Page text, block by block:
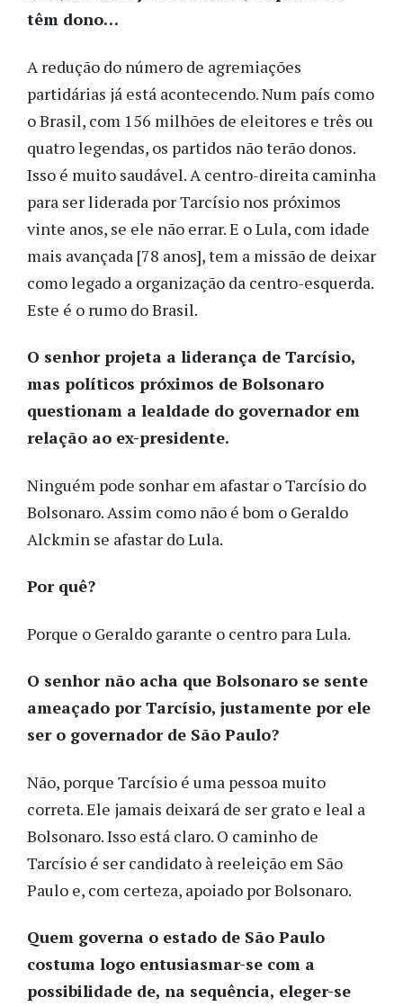
têm dono…
A redução do número de agremiações
partidárias já está acontecendo. Num país como
o Brasil, com 156 milhões de eleitores e três ou
quatro legendas, os partidos não terão donos.
Isso é muito saudável. A centro-direita caminha
para ser liderada por Tarcísio nos próximos
vinte anos, se ele não errar. E o Lula, com idade
mais avançada [78 anos], tem a missão de deixar
como legado a organização da centro-esquerda.
Este é o rumo do Brasil.
O senhor projeta a liderança de Tarcísio,
mas políticos próximos de Bolsonaro
questionam a lealdade do governador em
relação ao ex-presidente.
Ninguém pode sonhar em afastar o Tarcísio do
Bolsonaro. Assim como não é bom o Geraldo
Alckmin se afastar do Lula.
Por quê?
Porque o Geraldo garante o centro para Lula.
O senhor não acha que Bolsonaro se sente
ameaçado por Tarcísio, justamente por ele
ser o governador de São Paulo?
Não, porque Tarcísio é uma pessoa muito
correta. Ele jamais deixará de ser grato e leal a
Bolsonaro. Isso está claro. O caminho de
Tarcísio é ser candidato à reeleição em São
Paulo e, com certeza, apoiado por Bolsonaro.
Quem governa o estado de São Paulo
costuma logo entusiasmar-se com a
possibilidade de, na sequência, eleger-se